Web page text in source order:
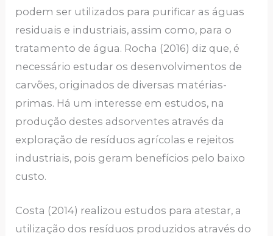
podem ser utilizados para purificar as águas
residuais e industriais, assim como, para o
tratamento de água. Rocha (2016) diz que, é
necessário estudar os desenvolvimentos de
carvões, originados de diversas matérias-
primas. Há um interesse em estudos, na
produção destes adsorventes através da
exploração de resíduos agrícolas e rejeitos
industriais, pois geram benefícios pelo baixo
custo.
Costa (2014) realizou estudos para atestar, a
utilização dos resíduos produzidos através do